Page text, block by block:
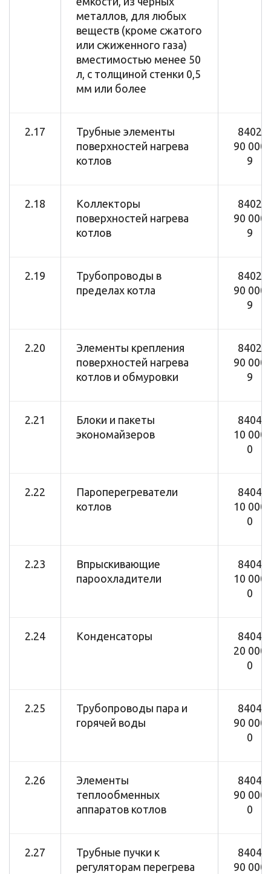
металлов, для любых
веществ (кроме сжатого
или сжиженного газа)
вместимостью менее 50
л, с толщиной стенки 0,5
мм или более
2.17
Трубные элементы
поверхностей нагрева
котлов
8402
90 000
9
2.18
Коллекторы
поверхностей нагрева
котлов
8402
90 000
9
2.19
Трубопроводы в
пределах котла
8402
90 000
9
2.20
Элементы крепления
поверхностей нагрева
котлов и обмуровки
8402
90 000
9
2.21
Блоки и пакеты
экономайзеров
8404
10 000
0
2.22
Пароперегреватели
котлов
8404
10 000
0
2.23
Впрыскивающие
пароохладители
8404
10 000
0
2.24 Конденсаторы
8404
20 000
0
2.25
Трубопроводы пара и
горячей воды
8404
90 000
0
2.26
Элементы
теплообменных
аппаратов котлов
8404
90 000
0
2.27
Трубные пучки к
регуляторам перегрева
8404
90 000